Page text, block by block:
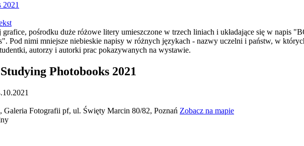
Photobooks 2021
Galeria Fotografii pf, ul. Święty Marcin 80/82, Poznań Zobacz na mapie